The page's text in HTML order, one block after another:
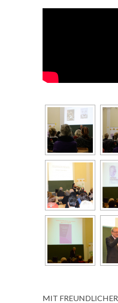
MIT FREUNDLICHER